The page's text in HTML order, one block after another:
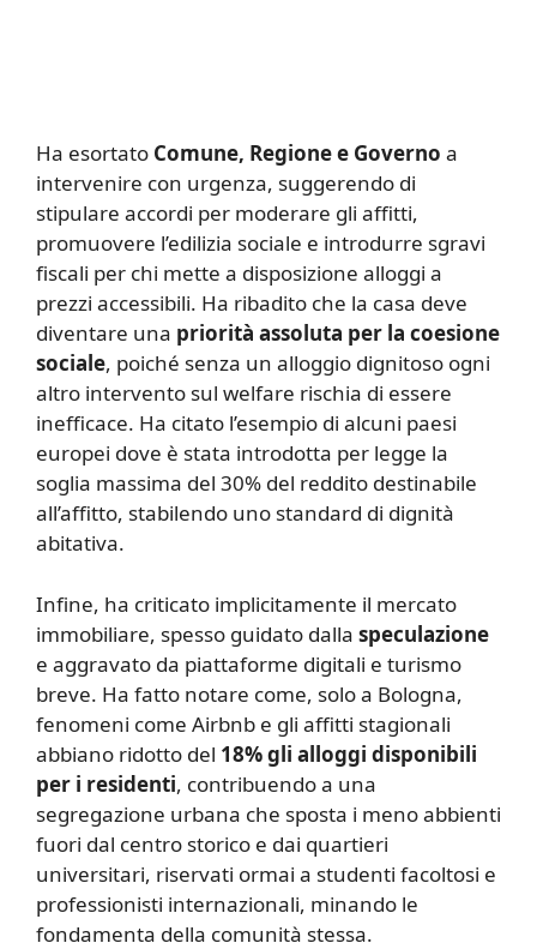
Ha esortato Comune, Regione e Governo a
intervenire con urgenza, suggerendo di
stipulare accordi per moderare gli affitti,
promuovere l’edilizia sociale e introdurre sgravi
fiscali per chi mette a disposizione alloggi a
prezzi accessibili. Ha ribadito che la casa deve
diventare una priorità assoluta per la coesione
sociale, poiché senza un alloggio dignitoso ogni
altro intervento sul welfare rischia di essere
inefficace. Ha citato l’esempio di alcuni paesi
europei dove è stata introdotta per legge la
soglia massima del 30% del reddito destinabile
all’affitto, stabilendo uno standard di dignità
abitativa.
Infine, ha criticato implicitamente il mercato
immobiliare, spesso guidato dalla speculazione
e aggravato da piattaforme digitali e turismo
breve. Ha fatto notare come, solo a Bologna,
fenomeni come Airbnb e gli affitti stagionali
abbiano ridotto del 18% gli alloggi disponibili
per i residenti, contribuendo a una
segregazione urbana che sposta i meno abbienti
fuori dal centro storico e dai quartieri
universitari, riservati ormai a studenti facoltosi e
professionisti internazionali, minando le
fondamenta della comunità stessa.